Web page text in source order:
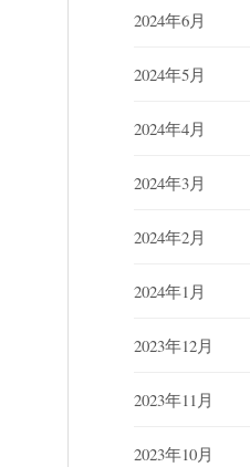
2024年6月
2024年5月
2024年4月
2024年3月
2024年2月
2024年1月
2023年12月
2023年11月
2023年10月